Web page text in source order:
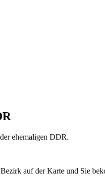
ehemaligen DDR.
auf der Karte und Sie